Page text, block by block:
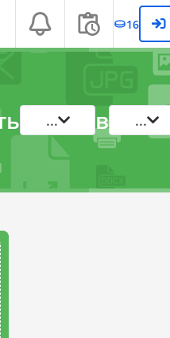
16
... в ...